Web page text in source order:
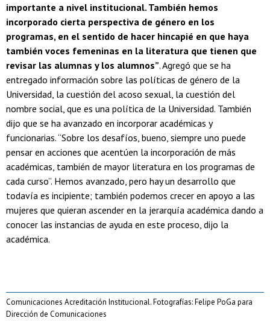
importante a nivel institucional. También hemos
incorporado cierta perspectiva de género en los
programas, en el sentido de hacer hincapié en que haya
también voces femeninas en la literatura que tienen que
revisar las alumnas y los alumnos”. Agregó que se ha
entregado información sobre las políticas de género de la
Universidad, la cuestión del acoso sexual, la cuestión del
nombre social, que es una política de la Universidad. También
dijo que se ha avanzado en incorporar académicas y
funcionarias. “Sobre los desafíos, bueno, siempre uno puede
pensar en acciones que acentúen la incorporación de más
académicas, también de mayor literatura en los programas de
cada curso”. Hemos avanzado, pero hay un desarrollo que
todavía es incipiente; también podemos crecer en apoyo a las
mujeres que quieran ascender en la jerarquía académica dando a
conocer las instancias de ayuda en este proceso, dijo la
académica.
Comunicaciones Acreditación Institucional. Fotografías: Felipe PoGa para
Dirección de Comunicaciones